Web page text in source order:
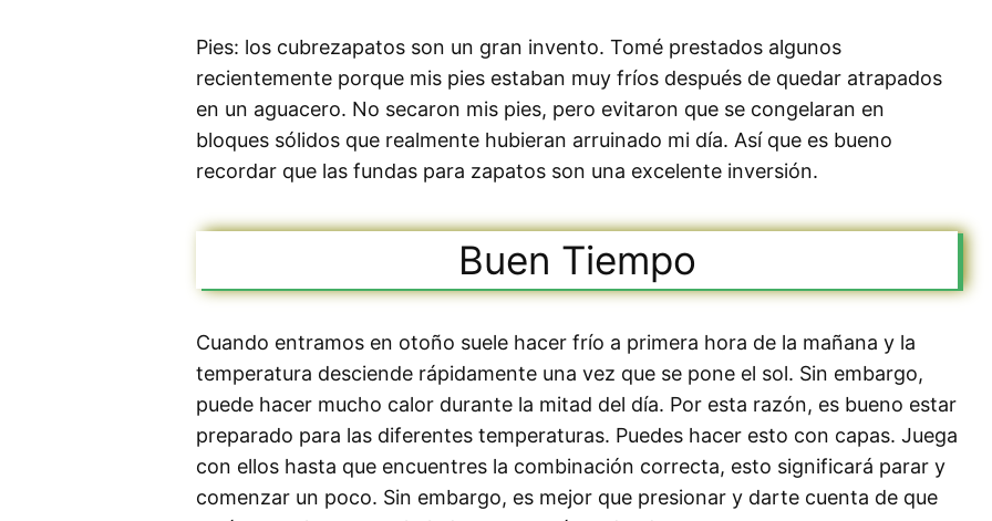
Pies: los cubrezapatos son un gran invento. Tomé prestados algunos
recientemente porque mis pies estaban muy fríos después de quedar atrapados
en un aguacero. No secaron mis pies, pero evitaron que se congelaran en
bloques sólidos que realmente hubieran arruinado mi día. Así que es bueno
recordar que las fundas para zapatos son una excelente inversión.
Buen Tiempo
Cuando entramos en otoño suele hacer frío a primera hora de la mañana y la
temperatura desciende rápidamente una vez que se pone el sol. Sin embargo,
puede hacer mucho calor durante la mitad del día. Por esta razón, es bueno estar
preparado para las diferentes temperaturas. Puedes hacer esto con capas. Juega
con ellos hasta que encuentres la combinación correcta, esto significará parar y
comenzar un poco. Sin embargo, es mejor que presionar y darte cuenta de que